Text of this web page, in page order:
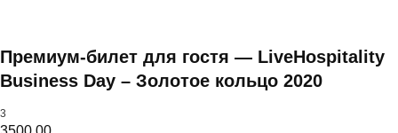
Премиум-билет для гостя — LiveHospitality
Business Day – Золотое кольцо 2020
3